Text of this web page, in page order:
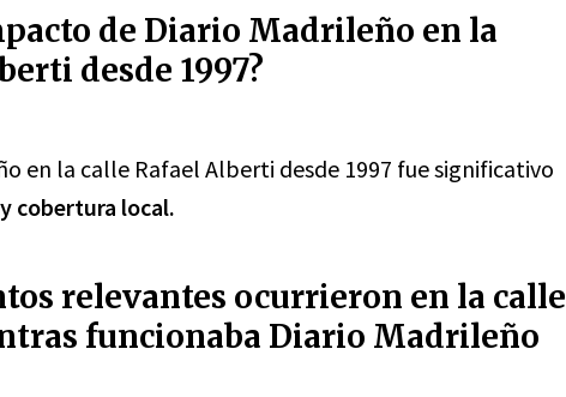
de Diario Madrileño en la
desde 1997?
en la calle Rafael Alberti desde 1997 fue significativo
cobertura local.
relevantes ocurrieron en la calle
funcionaba Diario Madrileño